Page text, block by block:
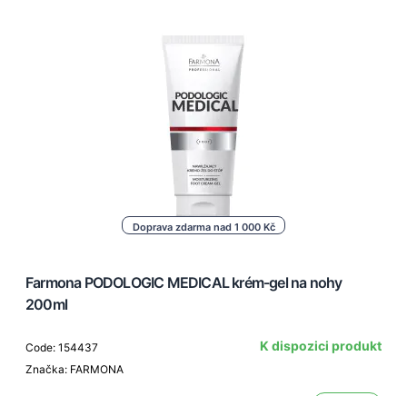
Doprava zdarma nad 1 000 Kč
Farmona PODOLOGIC MEDICAL krém-gel na nohy
200ml
Code: 154437
Značka: FARMONA
K dispozici produkt